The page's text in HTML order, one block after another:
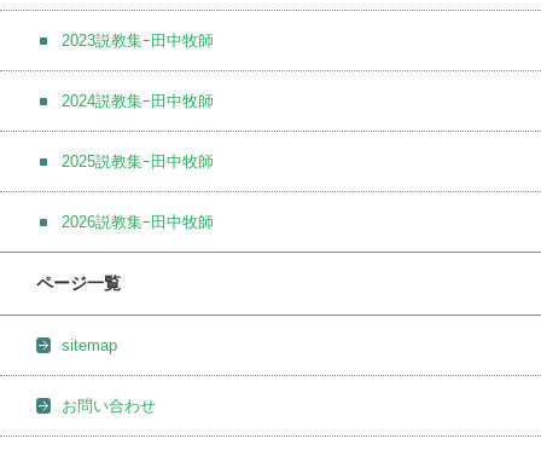
2023説教集ｰ田中牧師
2024説教集ｰ田中牧師
2025説教集ｰ田中牧師
2026説教集ｰ田中牧師
ページ一覧
sitemap
お問い合わせ